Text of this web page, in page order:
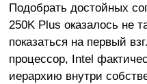
Подобрать достойных
250K Plus оказалось не
показаться на первый
процессор, Intel
иерархию внутри